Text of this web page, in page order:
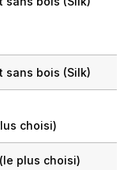
sans bois (Silk)
choisi)
plus choisi)